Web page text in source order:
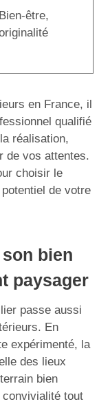
Bien-être,
en France, il
qualifié
réalisation,
de vos attentes.
choisir le
de votre
bien
paysager
passe aussi
En
expérimenté, la
des lieux
bien
tout